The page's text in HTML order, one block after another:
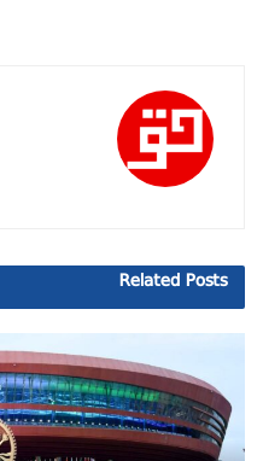
Related Posts